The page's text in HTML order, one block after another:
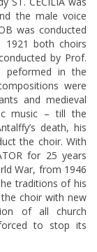
the male voice
was conducted
1921 both choirs
by Prof.
peformed in the
were
and medieval
music – till the
death, his
the choir. With
for 25 years
War, from 1946
traditions of his
choir with new
of all church
to stop its